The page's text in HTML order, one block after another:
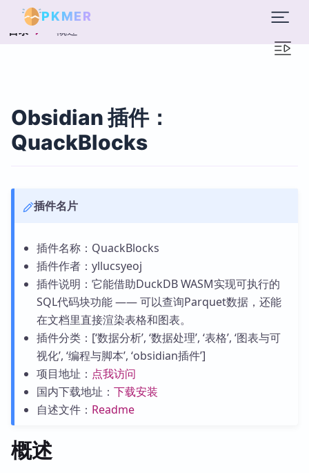
PKMER
目录 概述
Obsidian 插件：
QuackBlocks
插件名片
插件名称：QuackBlocks
插件作者：yllucsyeoj
插件说明：它能借助DuckDB WASM实现可执行的
SQL代码块功能 —— 可以查询Parquet数据，还能
在文档里直接渲染表格和图表。
插件分类：[‘数据分析’, ‘数据处理’, ‘表格’, ‘图表与可
视化’, ‘编程与脚本’, ‘obsidian插件’]
项目地址： 点我访问
国内下载地址： 下载安装
自述文件： Readme
概述